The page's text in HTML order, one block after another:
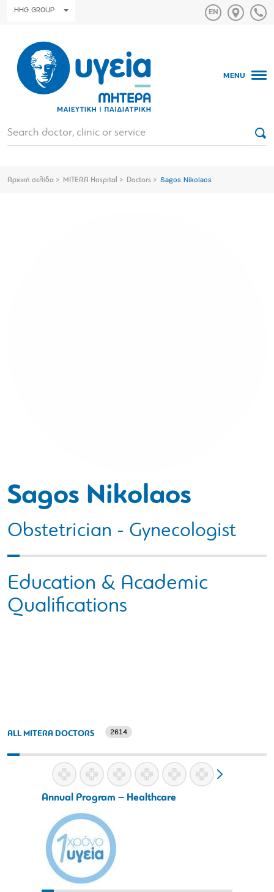
HHG GROUP
MENU
Αρχική σελίδα MITERA Hospital Doctors Sagos Nikolaos
Sagos Nikolaos
Obstetrician - Gynecologist
Education & Academic
Qualifications
ALL MITERA DOCTORS 2614
Annual Program – Healthcare